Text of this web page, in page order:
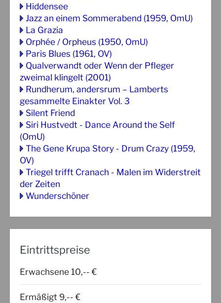
Hiddensee
Jazz an einem Sommerabend (1959, OmU)
La Grazia
Orphée / Orpheus (1950, OmU)
Paris Blues (1961, OV)
Qualverwandt oder Wenn der Pfleger
zweimal klingelt (2001)
Rundherum, andersrum – Lamberts
gesammelte Einakter Vol. 3
Silent Friend
Siri Hustvedt - Dance Around the Self
(OmU)
The Gene Krupa Story - Drum Crazy (1959,
OV)
Triegel trifft Cranach - Malen im Widerstreit
der Zeiten
Wunderschöner
Eintrittspreise
Erwachsene 10,-- €
Ermäßigt 9,-- €